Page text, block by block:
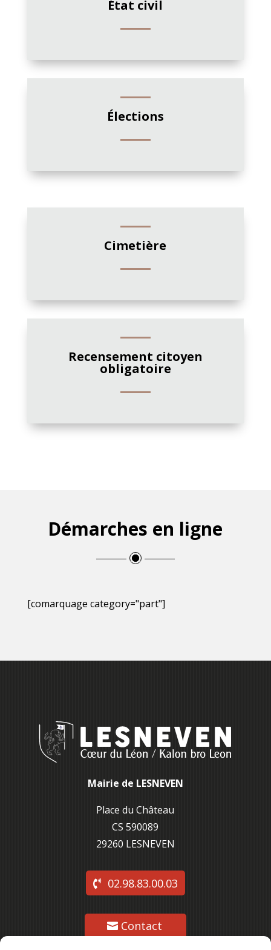
État civil
Élections
Cimetière
Recensement citoyen
obligatoire
Démarches en ligne
[comarquage category="part"]
Mairie de LESNEVEN
Place du Château
CS 590089
29260 LESNEVEN
02.98.83.00.03
Contact